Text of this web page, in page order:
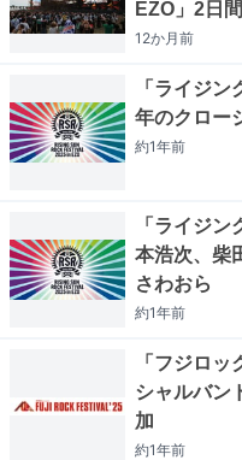
EZO」2日
12か月前
「ライジ
年のクロー
約1年前
「ライジ
本浩次、柴
さわおら
約1年前
「フジロ
シャルバン
加
約1年前